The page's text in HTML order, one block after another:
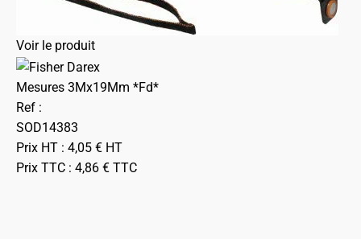
Voir le produit
Mesures 3Mx19Mm *Fd*
Ref :
SOD14383
Prix HT : 4,05 € HT
Prix TTC : 4,86 € TTC